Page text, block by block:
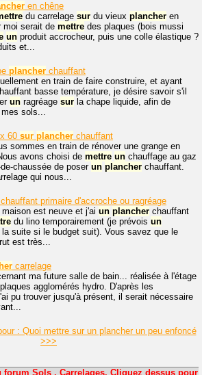
en chêne
du carrelage sur du vieux plancher en
moi serait de mettre des plaques (bois mussi
un produit accrocheur, puis une colle élastique ?
et...
plancher chauffant
en train de faire construire, et ayant
basse température, je désire savoir s'il
un ragréage sur la chape liquide, afin de
mes sols...
60 sur plancher chauffant
sommes en train de rénover une grange en
avons choisi de mettre un chauffage au gaz
chaussée de poser un plancher chauffant.
qui nous...
chauffant primaire d'accroche ou ragréage
est neuve et j'ai un plancher chauffant
du lino temporairement (je prévois un
suite si le budget suit). Vous savez que le
est très...
carrelage
ma future salle de bain... réalisée à l'étage
agglomérés hydro. D'après les
pu trouver jusqu'à présent, il serait nécessaire
: Quoi mettre sur un plancher un peu enfoncé
>>>
forum Sols . Carrelages. Cliquez dessus pour